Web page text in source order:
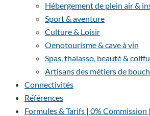
Hébergement de plein air &
Sport & aventure
Culture & Loisir
Oenotourisme & cave à vin
Spas, thalasso, beauté &
Artisans des métiers de
Connectivités
Références
Formules & Tarifs | 0%